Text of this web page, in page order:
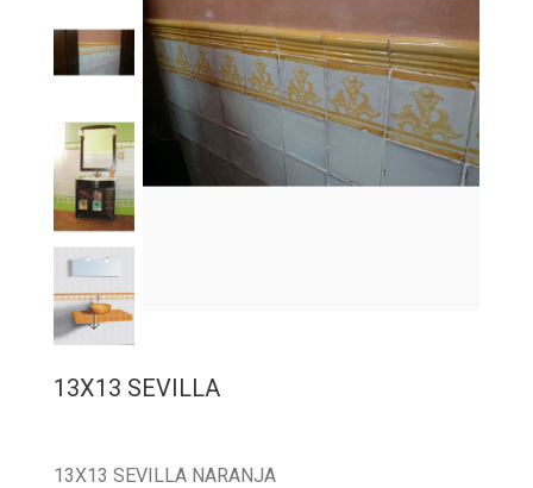
13X13 SEVILLA
13X13 SEVILLA NARANJA